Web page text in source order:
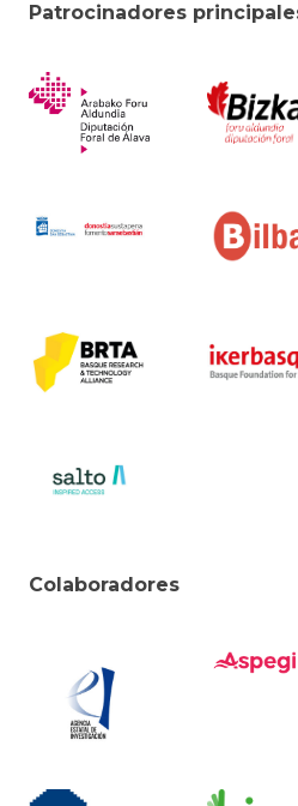
Patrocinadores
Colaboradores